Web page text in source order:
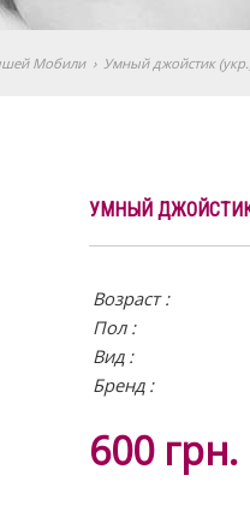
Мобили › Умный джойстик
УМНЫЙ ДЖОЙСТИК
Возраст :
Пол :
Вид :
Бренд :
600 грн.